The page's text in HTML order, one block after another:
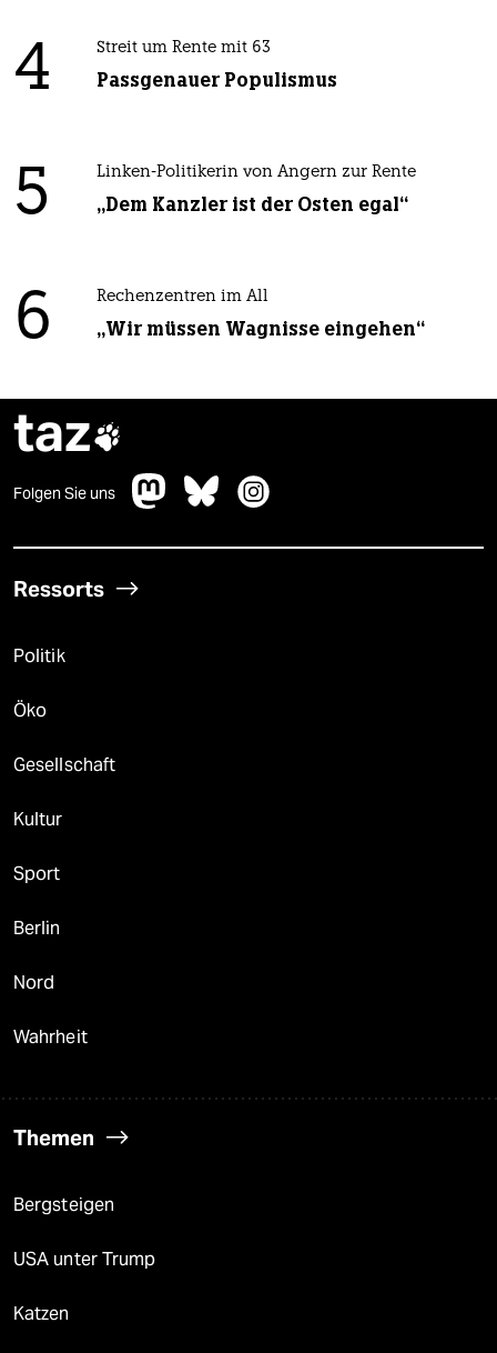
4 Streit um Rente mit 63
Passgenauer Populismus
5 Linken-Politikerin von Angern zur Rente
„Dem Kanzler ist der Osten egal“
6 Rechenzentren im All
„Wir müssen Wagnisse eingehen“
taz
Folgen Sie uns
Ressorts
Politik
Öko
Gesellschaft
Kultur
Sport
Berlin
Nord
Wahrheit
Themen
Bergsteigen
USA unter Trump
Katzen